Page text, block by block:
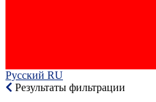
Русский RU‎
Результаты фильтрации